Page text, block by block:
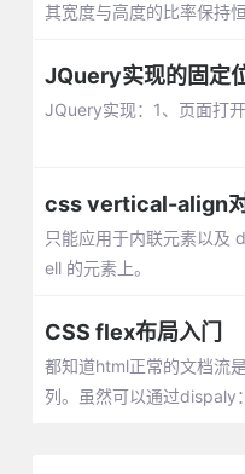
其宽度与高度的比率保持
JQuery实现的固定
JQuery实现：1、页面打
css vertical-align
只能应用于内联元素以
ell 的元素上。
CSS flex布局入门
都知道html正常的文档流
列。虽然可以通过dispaly